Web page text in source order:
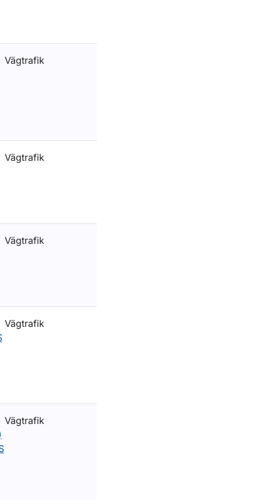
Vägtrafik
Vägtrafik
Vägtrafik
Vägtrafik
Vägtrafik